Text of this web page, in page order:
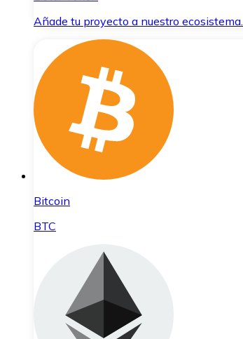
Añade tu proyecto a nuestro ecosistema.
Bitcoin
BTC